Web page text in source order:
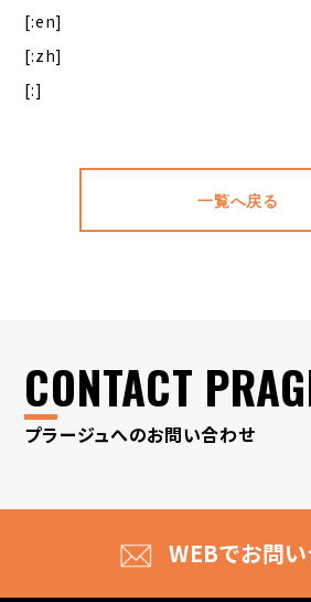
[:en]
[:zh]
[:]
一覧へ戻る
CONTACT
プラージュへのお問い合わせ
WEBでお問